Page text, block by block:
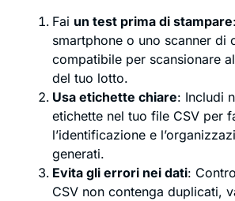
Fai un test prima di stampare
smartphone o uno scanner di
compatibile per scansionare
del tuo lotto.
Usa etichette chiare: Includi
etichette nel tuo file CSV per
l’identificazione e
generati.
Evita gli errori nei dati:
CSV non contenga duplicati,